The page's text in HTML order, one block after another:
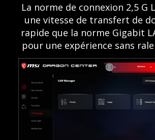
La norme de connexion 2,5 G
une vitesse de transfert de
rapide que la norme Gigabit
pour une expérience sans